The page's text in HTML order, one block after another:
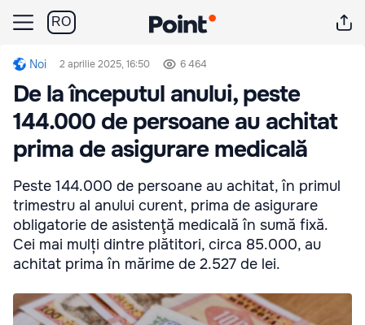
RO
Noi 2 aprilie 2025, 16:50 6 464
De la începutul anului, peste
144.000 de persoane au achitat
prima de asigurare medicală
Peste 144.000 de persoane au achitat, în primul
trimestru al anului curent, prima de asigurare
obligatorie de asistenţă medicală în sumă fixă.
Cei mai mulți dintre plătitori, circa 85.000, au
achitat prima în mărime de 2.527 de lei.